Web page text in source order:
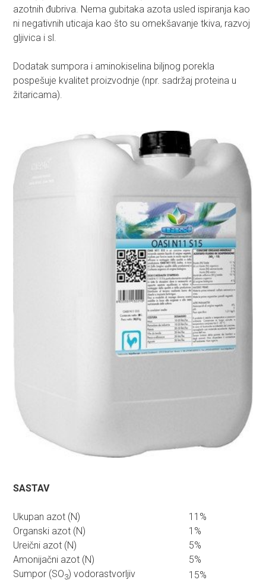
azotnih đubriva. Nema gubitaka azota usled ispiranja kao
ni negativnih uticaja kao što su omekšavanje tkiva, razvoj
gljivica i sl.
Dodatak sumpora i aminokiselina biljnog porekla
pospešuje kvalitet proizvodnje (npr. sadržaj proteina u
žitaricama).
SASTAV
Ukupan azot (N)
11%
Organski azot (N)
1%
Ureični azot (N)
5%
Amonijačni azot (N)
5%
Sumpor (SO3) vodorastvorljiv
15%